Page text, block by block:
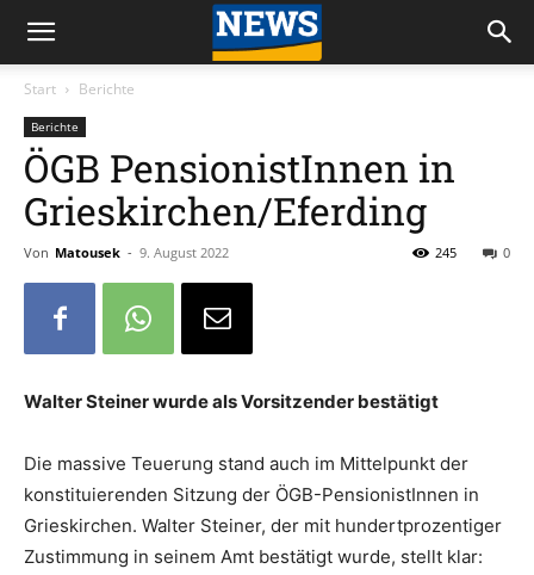
Start Berichte
Berichte
ÖGB PensionistInnen in
Grieskirchen/Eferding
Von Matousek - 9. August 2022 0
245
Walter Steiner wurde als Vorsitzender bestätigt
Die massive Teuerung stand auch im Mittelpunkt der
konstituierenden Sitzung der ÖGB-PensionistInnen in
Grieskirchen. Walter Steiner, der mit hundertprozentiger
Zustimmung in seinem Amt bestätigt wurde, stellt klar: